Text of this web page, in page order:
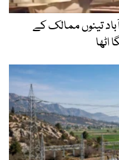
تینوں ممالک کے